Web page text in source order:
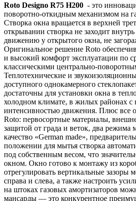
Roto Designo R75 H200 - это
поворотно-откидным механизмом на
Створка окна вращается в верхней
открывании створка не заходит
движению у открытого окна, не
Оригинальное решение Roto
и высокий комфорт эксплуатации по
классическими центрально-
Теплотехнические и
доступного однокамерного
достаточны для установки окна в
холодном климате, в жилых районах с
интенсивностью движения. Плюс все
Roto: первосортные материалы,
защитой от града и веток, два режима
качество «German made»,
положении для мытья створка
под собственным весом, что
окном. Окно готово к монтажу из
отрегулировать вертикальные зазоры
справа и слева, а также настроить
на штоках газовых амортизаторов
мансарды — это конкурентное